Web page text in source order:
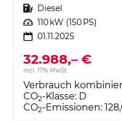
Kraftstoff Diesel
Leistung 110 kW (150 PS)
01.11.2025
32.988,– €
incl. 17% MwSt.
Verbrauch
CO2-Klasse: D
CO2-Emissionen: